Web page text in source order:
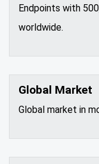
Endpoints with
worldwide.
Global Market
Global market in